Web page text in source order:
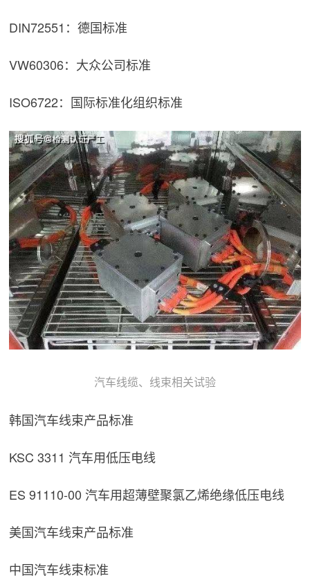
DIN72551：德国标准
VW60306：大众公司标准
ISO6722：国际标准化组织标准
汽车线缆、线束相关试验
韩国汽车线束产品标准
KSC 3311 汽车用低压电线
ES 91110-00 汽车用超薄壁聚氯乙烯绝缘低压电线
美国汽车线束产品标准
中国汽车线束标准